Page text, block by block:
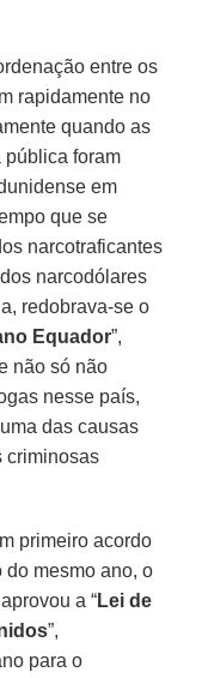
entre os
rapidamente no
quando as
pública foram
em
que se
narcotraficantes
narcodólares
redobrava-se o
Equador”,
não só não
nesse país,
das causas
criminosas
primeiro acordo
do mesmo ano, o
aprovou a “Lei de
”,
para o